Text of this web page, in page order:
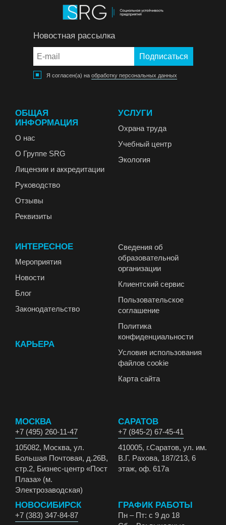
Новостная рассылка
Я согласен(а) на обработку персональных данных
ОБЩАЯ
ИНФОРМАЦИЯ
О нас
О Группе SRG
Лицензии и аккредитации
Руководство
Отзывы
Реквизиты
УСЛУГИ
Охрана труда
Учебный центр
Экология
ИНТЕРЕСНОЕ
Мероприятия
Новости
Блог
Законодательство
КАРЬЕРА
Сведения об
образовательной
организации
Клиентский сервис
Пользовательское
соглашение
Политика
конфиденциальности
Условия использования
файлов cookie
Карта сайта
МОСКВА
+7 (495) 260-11-47
105082, Москва, ул.
Большая Почтовая, д.26В,
стр.2, Бизнес-центр «Пост
Плаза» (м.
Электрозаводская)
САРАТОВ
+7 (845-2) 67-45-41
410005, г.Саратов, ул. им.
В.Г. Рахова, 187/213, 6
этаж, оф. 617а
НОВОСИБИРСК
+7 (383) 347-84-87
ГРАФИК РАБОТЫ
Пн – Пт: с 9 до 18